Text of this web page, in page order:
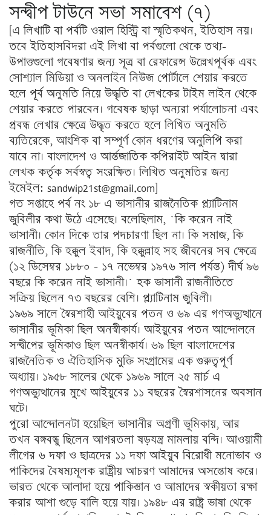
সন্দ্বীপ টাউনে সভা সমাবেশ (৭)
[এ লিখাটি বা পর্বটি ওরাল হিস্ট্রি বা স্মৃতিকথন, ইতিহাস নয়।
তবে ইতিহাসবিদরা এই লিখা বা পর্বগুলো থেকে তথ্য-
উপাত্তগুলো গবেষণার জন্য সূত্র বা রেফারেন্স উল্লেখপূর্বক এবং
সোশ্যাল মিডিয়া ও অনলাইন নিউজ পোর্টালে শেয়ার করতে
হলে পূর্ব অনুমতি নিয়ে উদ্ধৃতি বা লেখকের টাইম লাইন থেকে
শেয়ার করতে পারবেন। গবেষক ছাড়া অন্যরা পর্যালোচনা এবং
প্রবন্ধ লেখার ক্ষেত্রে উদ্ধৃত করতে হলে লিখিত অনুমতি
ব্যতিরেকে, আংশিক বা সম্পূর্ণ কোন ধরণের অনুলিপি করা
যাবে না। বাংলাদেশ ও আর্ন্তজাতিক কপিরাইট আইন দ্বারা
লেখক কর্তৃক সর্বস্বত্ব সংরক্ষিত। লিখিত অনুমতির জন্য
ইমেইল: sandwip21st@gmail.com]
গত সপ্তাহে পর্ব নং ১৮ এ ভাসানীর রাজনৈতিক প্ল্যাটিনাম
জুবিলীর কথা উঠে এসেছে। বলেছিলাম, `কি করেন নাই
ভাসানী। কোন দিকে তার পদচারণা ছিল না। কি সমাজ, কি
রাজনীতি, কি হক্কুল ইবাদ, কি হক্কুল্লাহ সহ জীবনের সব ক্ষেত্রে
(১২ ডিসেম্বর ১৮৮০ – ১৭ নভেম্বর ১৯৭৬ সাল পর্যন্ত) দীর্ঘ ৯৬
বছরে কি করেন নাই ভাসানী।` হক ভাসানী রাজনীতিতে
সক্রিয় ছিলেন ৭৩ বছরের বেশি। প্ল্যাটিনাম জুবিলী।
১৯৬৯ সালে স্বৈরশাহী আইয়ুবের পতন ও ৬৯ এর গণঅভ্যুত্থানে
ভাসানীর ভূমিকা ছিল অনস্বীকার্য। আইয়ুবের পতন আন্দোলনে
সন্দ্বীপের ভূমিকাও ছিল অনস্বীকার্য। ৬৯ ছিল বাংলাদেশের
রাজনৈতিক ও ঐতিহাসিক মুক্তি সংগ্রামের এক গুরুত্বপূর্ণ
অধ্যায়। ১৯৫৮ সালের থেকে ১৯৬৯ সালে ২৫ মার্চ এ
গণঅভ্যুত্থানের মুখে আইয়ুবের ১১ বছরের স্বৈরশাসনের অবসান
ঘটে।
পুরো আন্দোলনটা হয়েছিল ভাসানীর অগ্রণী ভূমিকায়, আর
তখন বঙ্গবন্ধু ছিলেন আগরতলা ষড়যন্ত্র মামলায় বন্দি। আওয়ামী
লীগের ৬ দফা ও ছাত্রদের ১১ দফা আইয়ুব বিরোধী মনোভাব ও
পাকিদের বৈষম্যমূলক রাষ্ট্রীয় আচরণ আমাদের অসন্তোষ করে।
ভারত থেকে আলাদা হয়ে পাকিস্তান ও আমাদের স্বকীয়তা রক্ষা
করার আশা গুড়ে বালি হয়ে যায়। ১৯৪৮ এর রাষ্ট্র ভাষা থেকে